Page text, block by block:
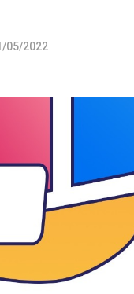
05/2022